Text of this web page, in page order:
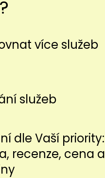
více služeb
služeb
dle Vaší priority:
recenze, cena a